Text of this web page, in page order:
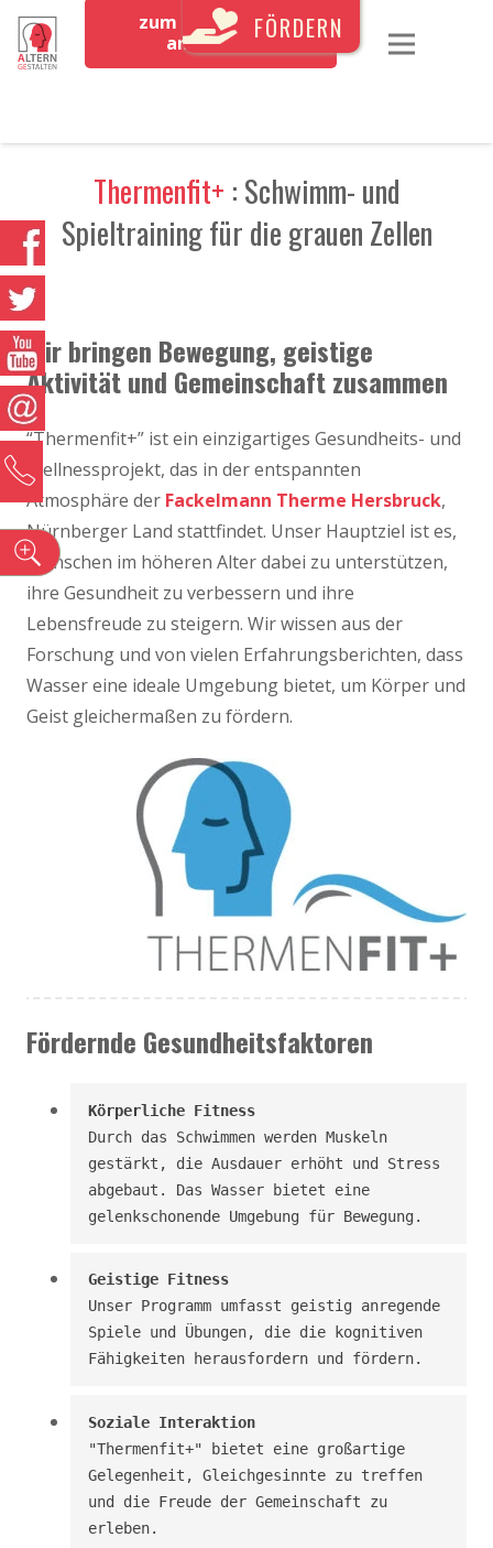
zum Newsletter
anmeldenFÖRDERN
Thermenfit+ : Schwimm- und
Spieltraining für die grauen Zellen
Wir bringen Bewegung, geistige
Aktivität und Gemeinschaft zusammen
“Thermenfit+” ist ein einzigartiges Gesundheits- und
Wellnessprojekt, das in der entspannten
Atmosphäre der Fackelmann Therme Hersbruck,
Nürnberger Land stattfindet. Unser Hauptziel ist es,
Menschen im höheren Alter dabei zu unterstützen,
ihre Gesundheit zu verbessern und ihre
Lebensfreude zu steigern. Wir wissen aus der
Forschung und von vielen Erfahrungsberichten, dass
Wasser eine ideale Umgebung bietet, um Körper und
Geist gleichermaßen zu fördern.
Fördernde Gesundheitsfaktoren
Körperliche Fitness
Durch das Schwimmen werden Muskeln
gestärkt, die Ausdauer erhöht und Stress
abgebaut. Das Wasser bietet eine
gelenkschonende Umgebung für Bewegung.
Geistige Fitness
Unser Programm umfasst geistig anregende
Spiele und Übungen, die die kognitiven
Fähigkeiten herausfordern und fördern.
Soziale Interaktion
"Thermenfit+" bietet eine großartige
Gelegenheit, Gleichgesinnte zu treffen
und die Freude der Gemeinschaft zu
erleben.